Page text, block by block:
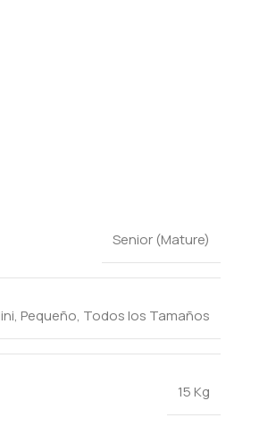
Senior (Mature)
, Pequeño, Todos los Tamaños
15 Kg